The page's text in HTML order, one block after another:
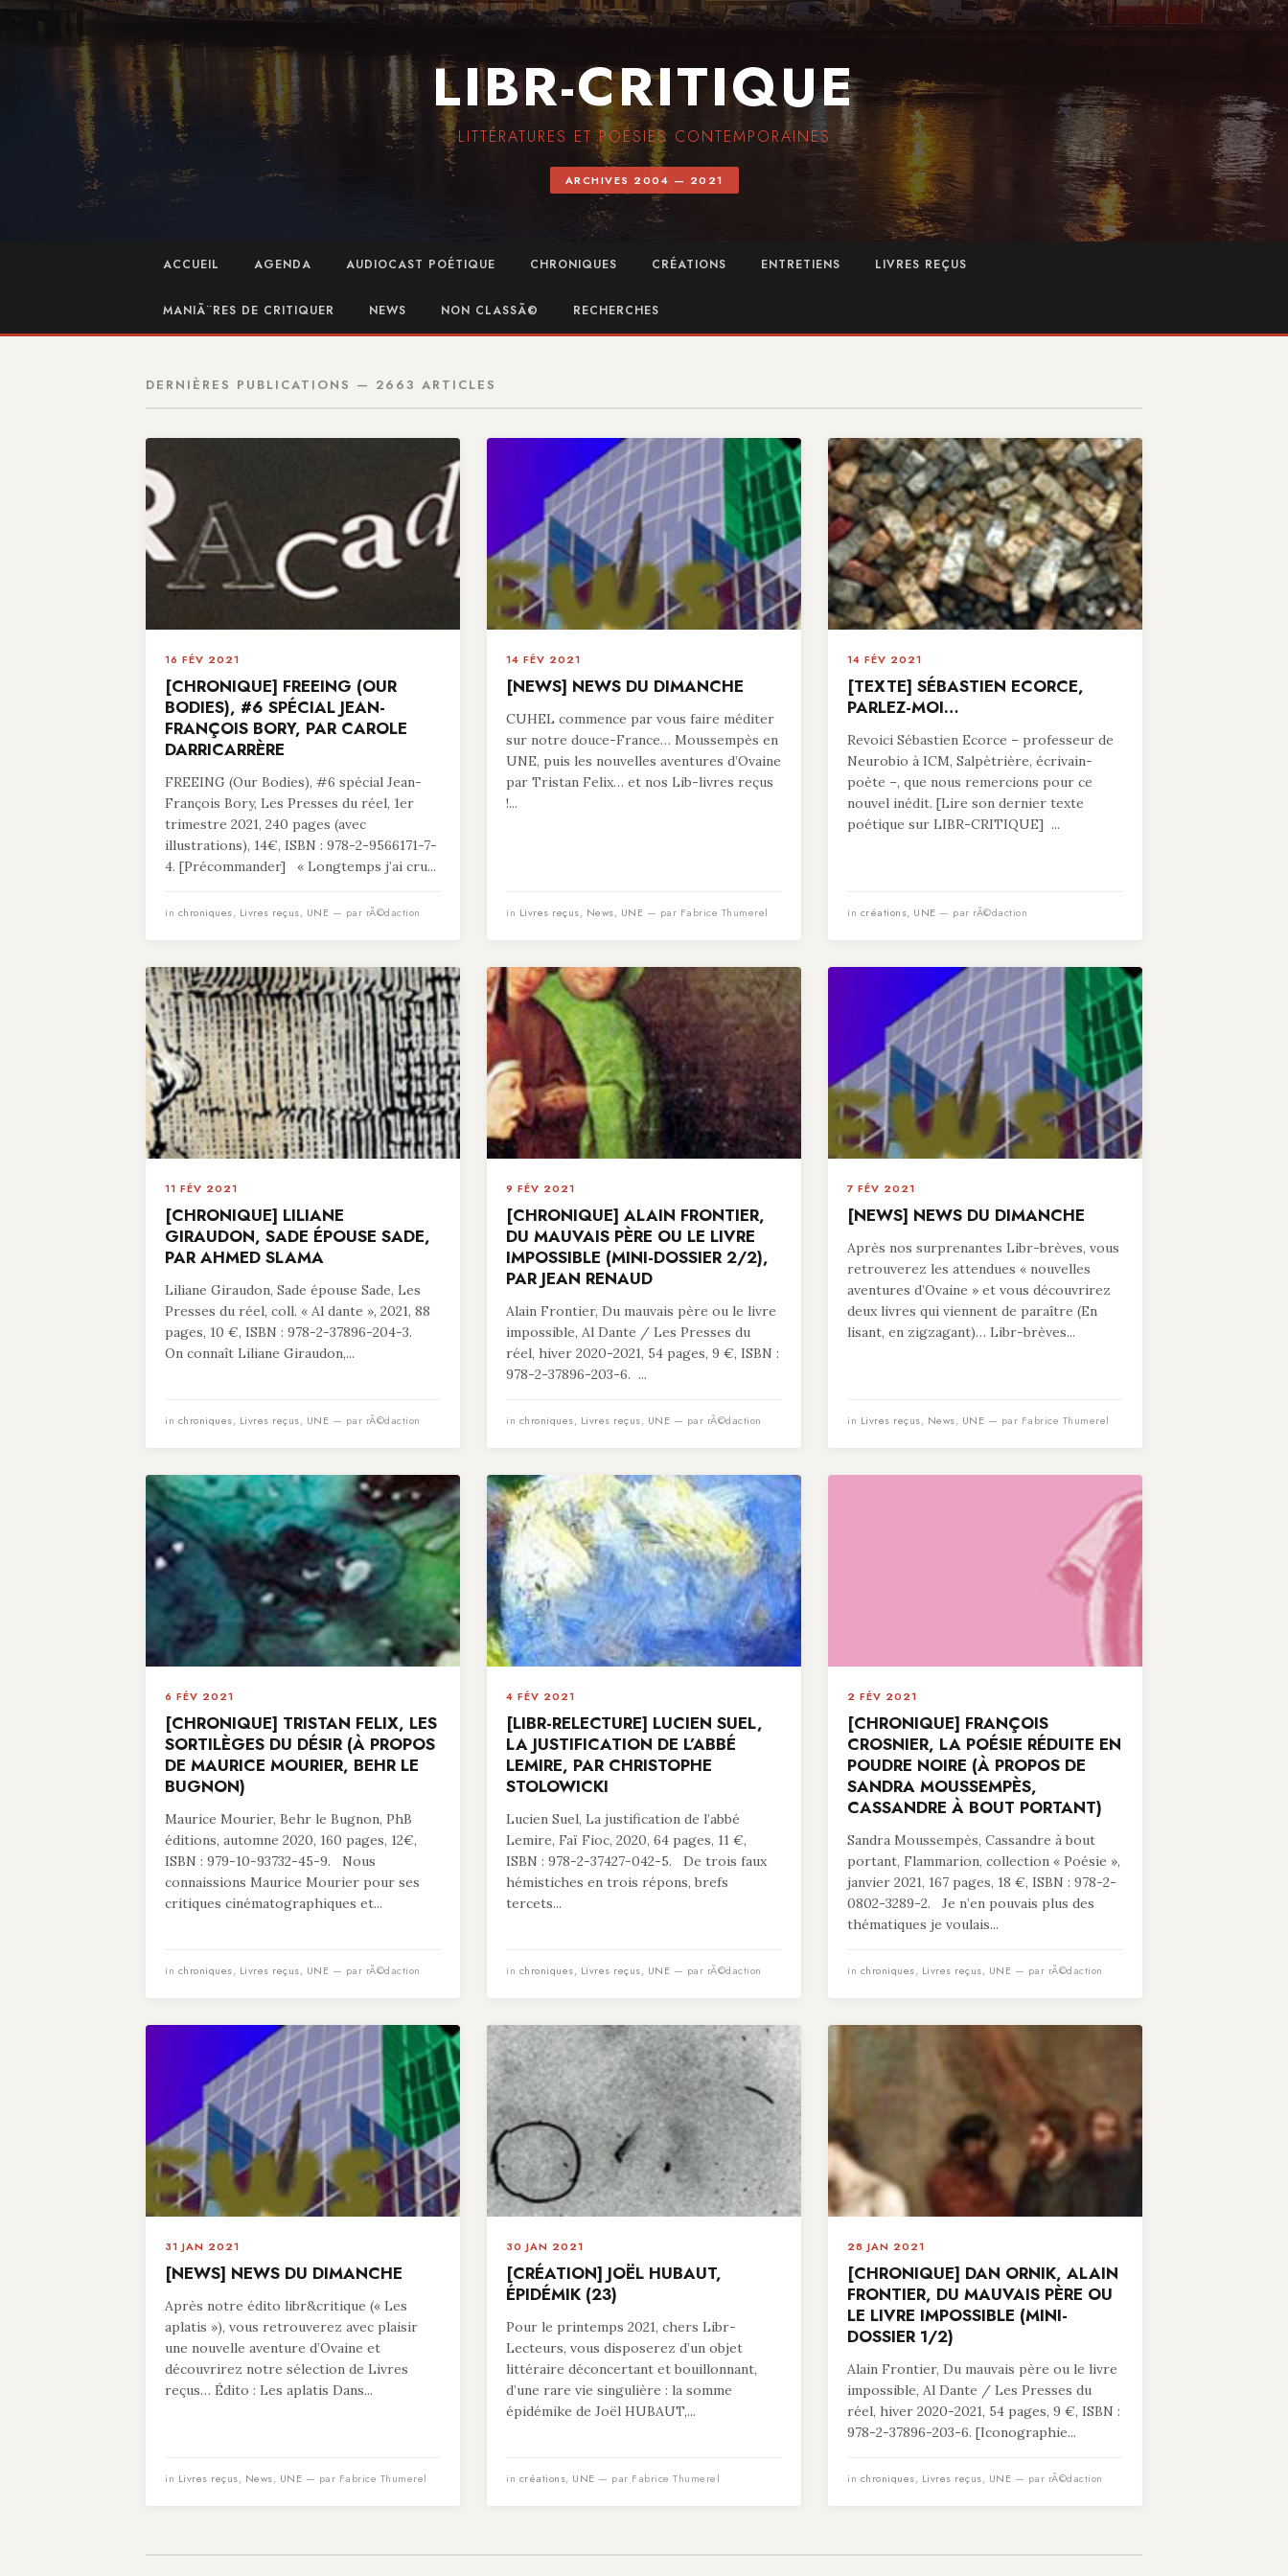
LIBR-CRITIQUE
LITTÉRATURES ET POÉSIES CONTEMPORAINES
ARCHIVES 2004 — 2021
ACCUEIL AGENDA AUDIOCAST POÉTIQUE CHRONIQUES CRÉATIONS ENTRETIENS LIVRES REÇUS
MANIÃ¨RES DE CRITIQUER NEWS NON CLASSÃ© RECHERCHES
DERNIÈRES PUBLICATIONS — 2663 ARTICLES
16 FÉV 2021
[CHRONIQUE] FREEING (OUR
BODIES), #6 SPÉCIAL JEAN-
FRANÇOIS BORY, PAR CAROLE
DARRICARRÈRE
FREEING (Our Bodies), #6 spécial Jean-
François Bory, Les Presses du réel, 1er
trimestre 2021, 240 pages (avec
illustrations), 14€, ISBN : 978-2-9566171-7-
4. [Précommander] « Longtemps j’ai cru...
in chroniques, Livres reçus, UNE — par rÃ©daction
14 FÉV 2021
[NEWS] NEWS DU DIMANCHE
CUHEL commence par vous faire méditer
sur notre douce-France… Moussempès en
UNE, puis les nouvelles aventures d’Ovaine
par Tristan Felix… et nos Lib-livres reçus
!...
in Livres reçus, News, UNE — par Fabrice Thumerel
14 FÉV 2021
[TEXTE] SÉBASTIEN ECORCE,
PARLEZ-MOI…
Revoici Sébastien Ecorce – professeur de
Neurobio à ICM, Salpètrière, écrivain-
poète –, que nous remercions pour ce
nouvel inédit. [Lire son dernier texte
poétique sur LIBR-CRITIQUE] ...
in créations, UNE — par rÃ©daction
11 FÉV 2021
[CHRONIQUE] LILIANE
GIRAUDON, SADE ÉPOUSE SADE,
PAR AHMED SLAMA
Liliane Giraudon, Sade épouse Sade, Les
Presses du réel, coll. « Al dante », 2021, 88
pages, 10 €, ISBN : 978-2-37896-204-3.
On connaît Liliane Giraudon,...
in chroniques, Livres reçus, UNE — par rÃ©daction
9 FÉV 2021
[CHRONIQUE] ALAIN FRONTIER,
DU MAUVAIS PÈRE OU LE LIVRE
IMPOSSIBLE (MINI-DOSSIER 2/2),
PAR JEAN RENAUD
Alain Frontier, Du mauvais père ou le livre
impossible, Al Dante / Les Presses du
réel, hiver 2020-2021, 54 pages, 9 €, ISBN :
978-2-37896-203-6. ...
in chroniques, Livres reçus, UNE — par rÃ©daction
7 FÉV 2021
[NEWS] NEWS DU DIMANCHE
Après nos surprenantes Libr-brèves, vous
retrouverez les attendues « nouvelles
aventures d’Ovaine » et vous découvrirez
deux livres qui viennent de paraître (En
lisant, en zigzagant)… Libr-brèves...
in Livres reçus, News, UNE — par Fabrice Thumerel
6 FÉV 2021
[CHRONIQUE] TRISTAN FELIX, LES
SORTILÈGES DU DÉSIR (À PROPOS
DE MAURICE MOURIER, BEHR LE
BUGNON)
Maurice Mourier, Behr le Bugnon, PhB
éditions, automne 2020, 160 pages, 12€,
ISBN : 979-10-93732-45-9. Nous
connaissions Maurice Mourier pour ses
critiques cinématographiques et...
in chroniques, Livres reçus, UNE — par rÃ©daction
4 FÉV 2021
[LIBR-RELECTURE] LUCIEN SUEL,
LA JUSTIFICATION DE L’ABBÉ
LEMIRE, PAR CHRISTOPHE
STOLOWICKI
Lucien Suel, La justification de l’abbé
Lemire, Faï Fioc, 2020, 64 pages, 11 €,
ISBN : 978-2-37427-042-5. De trois faux
hémistiches en trois répons, brefs
tercets...
in chroniques, Livres reçus, UNE — par rÃ©daction
2 FÉV 2021
[CHRONIQUE] FRANÇOIS
CROSNIER, LA POÉSIE RÉDUITE EN
POUDRE NOIRE (À PROPOS DE
SANDRA MOUSSEMPÈS,
CASSANDRE À BOUT PORTANT)
Sandra Moussempès, Cassandre à bout
portant, Flammarion, collection « Poésie »,
janvier 2021, 167 pages, 18 €, ISBN : 978-2-
0802-3289-2. Je n’en pouvais plus des
thématiques je voulais...
in chroniques, Livres reçus, UNE — par rÃ©daction
31 JAN 2021
[NEWS] NEWS DU DIMANCHE
Après notre édito libr&critique (« Les
aplatis »), vous retrouverez avec plaisir
une nouvelle aventure d’Ovaine et
découvrirez notre sélection de Livres
reçus… Édito : Les aplatis Dans...
in Livres reçus, News, UNE — par Fabrice Thumerel
30 JAN 2021
[CRÉATION] JOËL HUBAUT,
ÉPIDÉMIK (23)
Pour le printemps 2021, chers Libr-
Lecteurs, vous disposerez d’un objet
littéraire déconcertant et bouillonnant,
d’une rare vie singulière : la somme
épidémike de Joël HUBAUT,...
in créations, UNE — par Fabrice Thumerel
28 JAN 2021
[CHRONIQUE] DAN ORNIK, ALAIN
FRONTIER, DU MAUVAIS PÈRE OU
LE LIVRE IMPOSSIBLE (MINI-
DOSSIER 1/2)
Alain Frontier, Du mauvais père ou le livre
impossible, Al Dante / Les Presses du
réel, hiver 2020-2021, 54 pages, 9 €, ISBN :
978-2-37896-203-6. [Iconographie...
in chroniques, Livres reçus, UNE — par rÃ©daction